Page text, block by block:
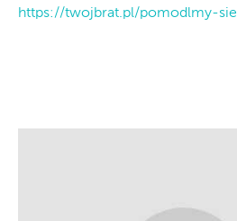
https://twojbrat.pl/pomodlmy-sie